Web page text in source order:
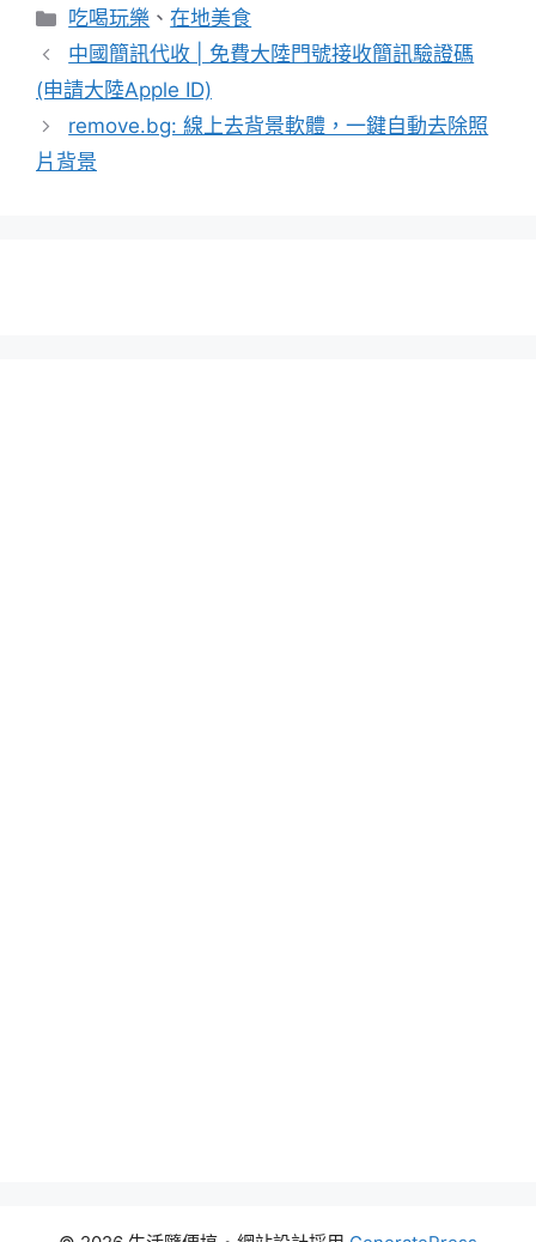
分
類
吃喝玩樂 、在地美食
中國簡訊代收 | 免費大陸門號接收簡訊驗證碼
(申請大陸Apple ID)
remove.bg: 線上去背景軟體，一鍵自動去除照
片背景